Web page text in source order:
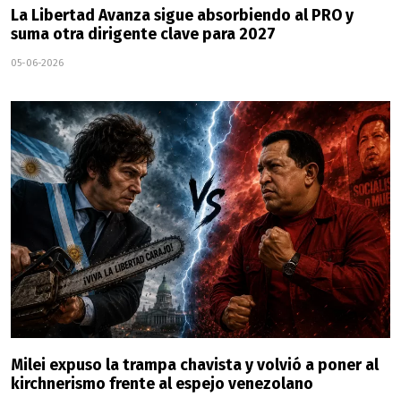
La Libertad Avanza sigue absorbiendo al PRO y
suma otra dirigente clave para 2027
05-06-2026
Milei expuso la trampa chavista y volvió a poner al
kirchnerismo frente al espejo venezolano